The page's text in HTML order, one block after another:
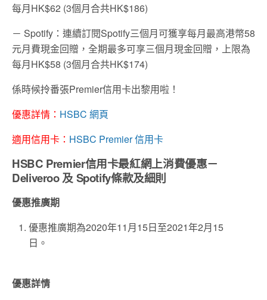
每月HK$62 (3個月合共HK$186)
－ Spotify：連續訂閱Spotify三個月可獲享每月最高港幣58
元月費現金回贈，全期最多可享三個月現金回贈，上限為
每月HK$58 (3個月合共HK$174)
係時候拎番張Premier信用卡出黎用啦！
優惠詳情： HSBC 網頁
適用信用卡： HSBC Premier 信用卡
HSBC Premier信用卡最紅網上消費優惠－
Deliveroo 及 Spotify條款及細則
優惠推廣期
優惠推廣期為2020年11月15日至2021年2月15
日。
優惠詳情